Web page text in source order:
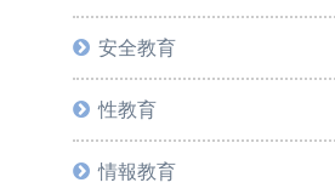
安全教育
性教育
情報教育